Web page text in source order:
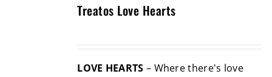
Treatos Love Hearts
LOVE HEARTS – Where there's love